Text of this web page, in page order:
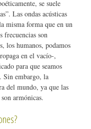
se suele
Las ondas acústicas
misma forma que en un
frecuencias son
los humanos, podamos
en el vacío-,
para que seamos
Sin embargo, la
del mundo, ya que las
armónicas.